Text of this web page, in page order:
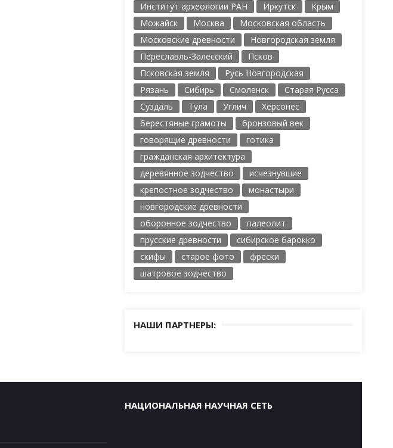
Институт археологии РАН
Иркутск
Крым
Можайск
Москва
Московская область
Московские древности
Новгородская земля
Переславль-Залесский
Псков
Псковская земля
Русь Новгородская
Рязань
Сибирь Смоленск
Старая Русса
Суздаль
Тула Углич
Херсонес
берестяные грамоты
бронзовый век
говорящие древности
готика
гражданская архитектура
деревянное зодчество
исчезнувшие
крепостное зодчество
монастыри
новгородские древности
оборонное зодчество
палеолит
прусские древности
сибирское барокко
скифы
старое фото
фрески
шатровое зодчество
НАШИ ПАРТНЕРЫ:
НАЦИОНАЛЬНАЯ НАУЧНАЯ СЕТЬ